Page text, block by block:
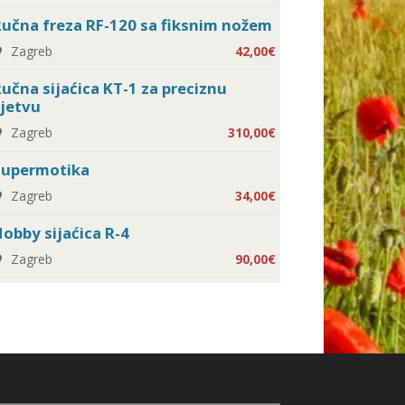
freza RF-120 sa fiksnim nožem
Zagreb 42,00€
sijaćica KT-1 za preciznu
Zagreb 310,00€
Zagreb 34,00€
sijaćica R-4
Zagreb 90,00€